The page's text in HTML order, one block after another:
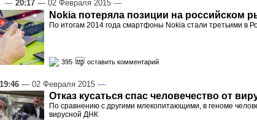
— 20:17 — 02 Февраля 2015 —
Nokia потеряла позиции на российском
По итогам 2014 года смартфоны Nokia стали третьими в
395 оставить комментарий
19:46 — 02 Февраля 2015 —
Отказ кусаться спас человечество от
По сравнению с другими млекопитающими, в геноме
вирусной ДНК